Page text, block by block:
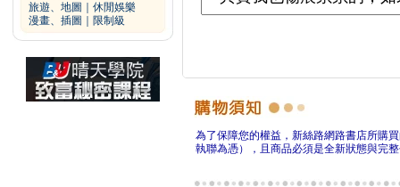
旅遊、地圖
休閒娛樂
漫畫、插圖
限制級
為了保障您的權益，新絲路網路書店所購
執聯為憑），且商品必須是全新狀態與完